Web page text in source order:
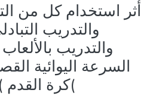
أثر استخدام كل من
والتدريب
والتدريب
السرعة اليوائية
كرة القدم )صنف الأواسط(